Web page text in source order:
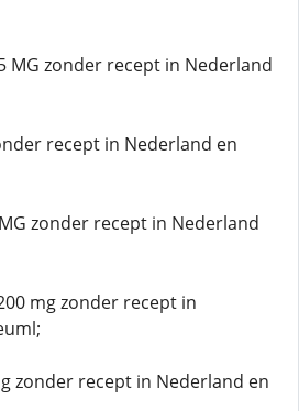
MG zonder recept in Nederland
recept in Nederland en
zonder recept in Nederland
mg zonder recept in
zonder recept in Nederland en